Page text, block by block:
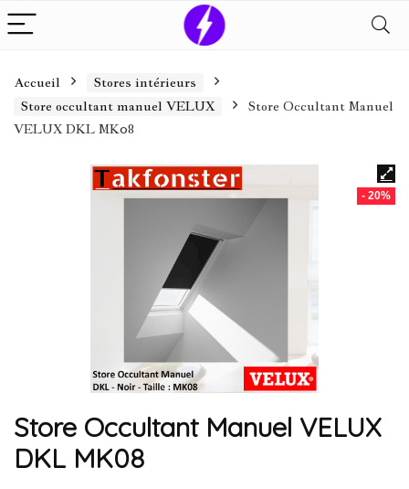
Accueil
Stores intérieurs
Store occultant manuel VELUX
Store Occultant Manuel
VELUX DKL MK08
- 20%
Store Occultant Manuel VELUX
DKL MK08